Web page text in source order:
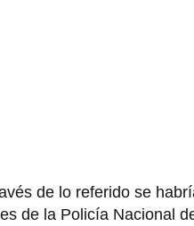
de lo referido se
de la Policía Nacional